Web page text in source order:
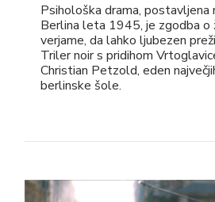
Psihološka drama, postavljena
Berlina leta 1945, je zgodba o
verjame, da lahko ljubezen
Triler noir s pridihom
Christian Petzold, eden
berlinske šole.